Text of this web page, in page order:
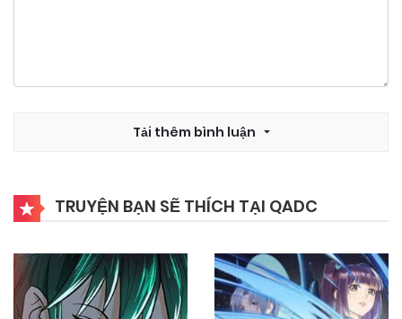
Tải thêm bình luận
TRUYỆN BẠN SẼ THÍCH TẠI QADC